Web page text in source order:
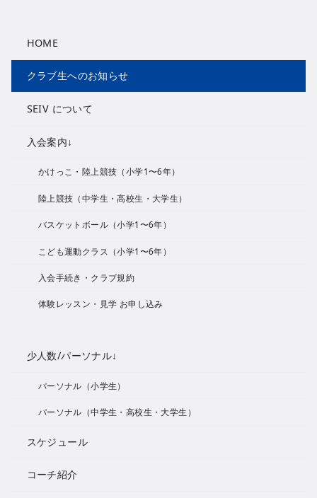
HOME
クラブ生へのお知らせ
SEIV について
入会案内↓
かけっこ・陸上競技（小学1〜6年）
陸上競技（中学生・高校生・大学生）
バスケットボール（小学1〜6年）
こども運動クラス（小学1〜6年）
入会手続き・クラブ規約
体験レッスン・見学 お申し込み
少人数/パーソナル↓
パーソナル（小学生）
パーソナル（中学生・高校生・大学生）
スケジュール
コーチ紹介